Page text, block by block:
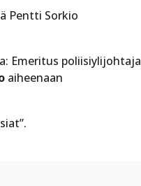
Pentti Sorkio
Emeritus poliisiylijohtaja
aiheenaan